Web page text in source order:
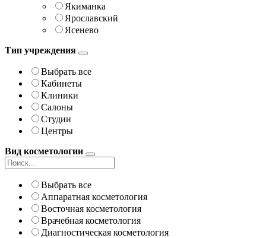
Якиманка
Ярославский
Ясенево
Тип учреждения
Выбрать все
Кабинеты
Клиники
Салоны
Студии
Центры
Вид косметологии
Выбрать все
Аппаратная косметология
Восточная косметология
Врачебная косметология
Диагностическая косметология